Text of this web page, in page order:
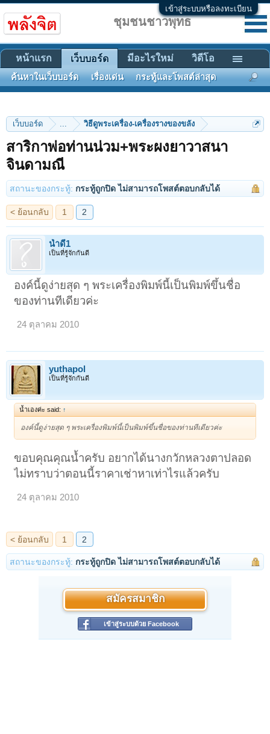
เข้าสู่ระบบหรือลงทะเบียน
เว็บบอร์ด ... วิธีดูพระเครื่อง-เครื่องรางของขลัง
สาริกาพ่อท่านน่วม+พระผงยาวาสนา
จินดามณี
สถานะของกระทู้: กระทู้ถูกปิด ไม่สามารถโพสต์ตอบกลับได้
< ย้อนกลับ 1 2
น้ำดี1
เป็นที่รู้จักกันดี
องค์นี้ดูง่ายสุด ๆ พระเครื่องพิมพ์นี้เป็นพิมพ์ขึ้นชื่อ
ของท่านทีเดียวค่ะ
24 ตุลาคม 2010
yuthapol
เป็นที่รู้จักกันดี
น้ำเองค่ะ said: ↑
องค์นี้ดูง่ายสุด ๆ พระเครื่องพิมพ์นี้เป็นพิมพ์ขึ้นชื่อของท่านทีเดียวค่ะ
ขอบคุณคุณน้ำครับ อยากได้นางกวักหลวงตาปลอด
ไม่ทราบว่าตอนนี้ราคาเช่าหาเท่าไรแล้วครับ
24 ตุลาคม 2010
< ย้อนกลับ
สถานะของกระทู้: กระทู้ถูกปิด ไม่สามารถโพสต์ตอบกลับได้
สมัครสมาชิก
เข้าสู่ระบบด้วย Facebook
ชุมชนชาวพุทธ
หน้าแรก เว็บบอร์ด
ค้นหาในเว็บบอร์ด เรื่องเด่น กระทู้และโพสต์ล่าสุด
มีอะไรใหม่ วิดีโอ